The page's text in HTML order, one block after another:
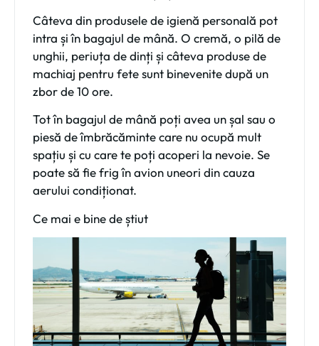
Câteva din produsele de igienă personală pot
intra și în bagajul de mână. O cremă, o pilă de
unghii, periuța de dinți și câteva produse de
machiaj pentru fete sunt binevenite după un
zbor de 10 ore.
Tot în bagajul de mână poți avea un șal sau o
piesă de îmbrăcăminte care nu ocupă mult
spațiu și cu care te poți acoperi la nevoie. Se
poate să fie frig în avion uneori din cauza
aerului condiționat.
Ce mai e bine de știut